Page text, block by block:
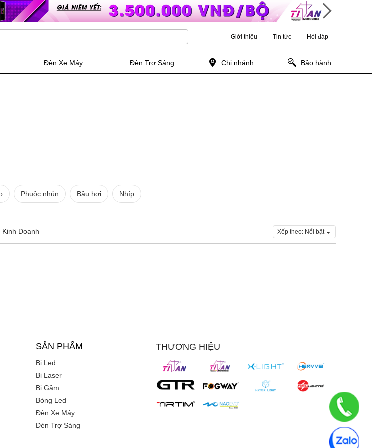
Giới thiệu Tin tức Hỏi đáp
Đèn Xe Máy Đèn Trợ Sáng Chi nhánh Bảo hành
Phuộc nhún Bầu hơi Nhíp
Kinh Doanh Xếp theo: Nổi bật
SẢN PHẨM
Bi Led
Bi Laser
Bi Gầm
Bóng Led
Đèn Xe Máy
Đèn Trợ Sáng
THƯƠNG HIỆU